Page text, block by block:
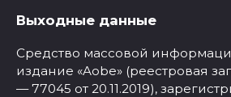
Выходные данные
Средство массовой
издание «Aobe» (реестровая
— 77045 от 20.11.2019),